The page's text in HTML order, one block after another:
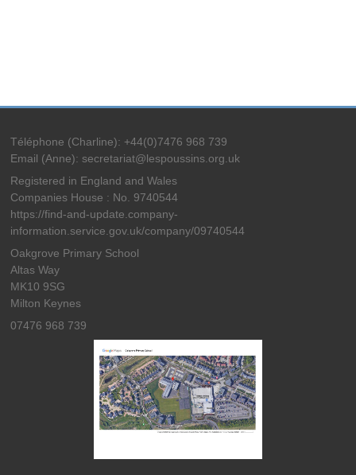
Téléphone (Charline): +44(0)7476 968 739
Email (Anne): secretariat@lespoussins.org.uk
Registered in England and Wales
Companies House : No. 9740544
https://find-and-update.company-
information.service.gov.uk/company/09740544
Oakgrove Primary School
Altas Way
MK10 9SG
Milton Keynes
07476 968 739